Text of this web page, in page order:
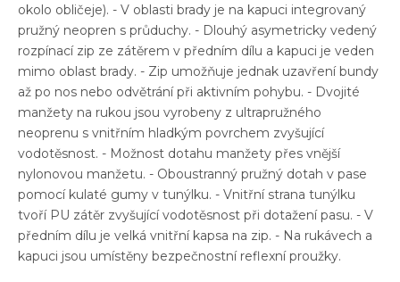
okolo obličeje). - V oblasti brady je na kapuci integrovaný
pružný neopren s průduchy. - Dlouhý asymetricky vedený
rozpínací zip ze zátěrem v předním dílu a kapuci je veden
mimo oblast brady. - Zip umožňuje jednak uzavření bundy
až po nos nebo odvětrání při aktivním pohybu. - Dvojité
manžety na rukou jsou vyrobeny z ultrapružného
neoprenu s vnitřním hladkým povrchem zvyšující
vodotěsnost. - Možnost dotahu manžety přes vnější
nylonovou manžetu. - Oboustranný pružný dotah v pase
pomocí kulaté gumy v tunýlku. - Vnitřní strana tunýlku
tvoří PU zátěr zvyšující vodotěsnost při dotažení pasu. - V
předním dílu je velká vnitřní kapsa na zip. - Na rukávech a
kapuci jsou umístěny bezpečnostní reflexní proužky.